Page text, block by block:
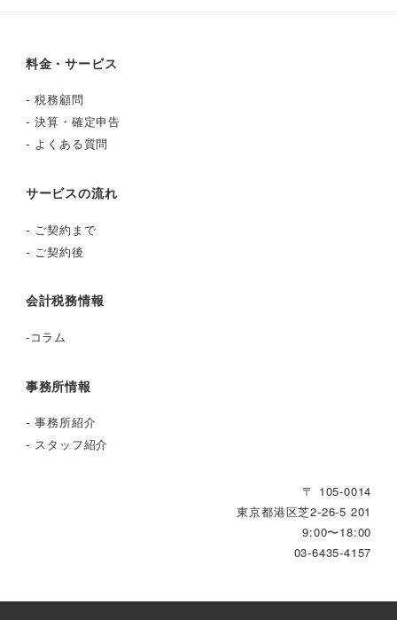
料金・サービス
-税務顧問
-決算・確定申告
- よくある質問
サービスの流れ
- ご契約まで
- ご契約後
会計税務情報
-コラム
事務所情報
-事務所紹介
- スタッフ紹介
〒 105-0014
東京都港区芝2‐26‐5 201
9:00〜18:00
03-6435-4157